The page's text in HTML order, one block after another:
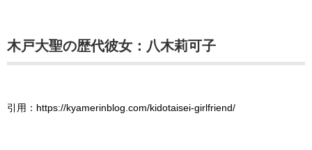
木戸大聖の歴代彼女：八木莉可子
引用：https://kyamerinblog.com/kidotaisei-girlfriend/